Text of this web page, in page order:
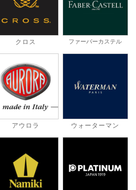
クロス ファーバーカステル
アウロラ ウォーターマン